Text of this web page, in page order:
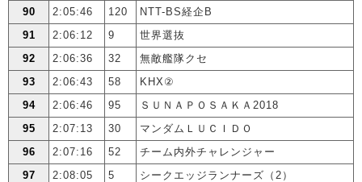
90
2:05:46 120
NTT-BS経企B
91
2:06:12 9
世界選抜
92
2:06:36 32
無敵艦隊クセ
93
2:06:43 58
KHX②
94
2:06:46 95
ＳＵＮＡＰＯＳＡＫＡ2018
95
2:07:13 30
マンダムＬＵＣＩＤＯ
96
2:07:16 52
チーム内外チャレンジャー
97
2:08:05 5
シークエッジランナーズ（2）